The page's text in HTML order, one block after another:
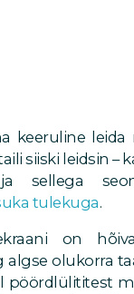
keeruline leida
siiski leidsin –
sellega
tulekuga.
on
olukorra
pöördlülititest